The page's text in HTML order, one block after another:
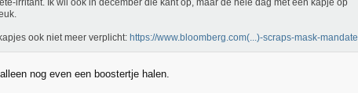
irritant. Ik wil ook in december die kant op, maar de hele dag met een kapje op
ook niet meer verplicht: https://www.bloomberg.com(...)-scraps-mask-mandate
nog even een boostertje halen.